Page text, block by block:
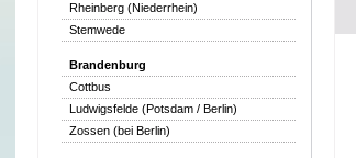
Rheinberg (Niederrhein)
Stemwede
Brandenburg
Cottbus
Ludwigsfelde (Potsdam / Berlin)
Zossen (bei Berlin)